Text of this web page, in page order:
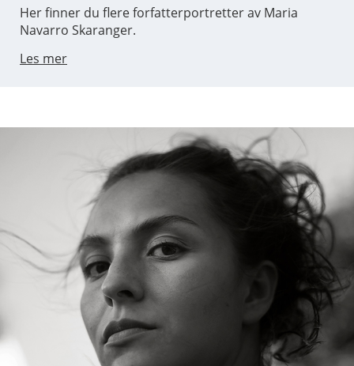
Her finner du flere forfatterportretter av Maria
Navarro Skaranger.
Les mer